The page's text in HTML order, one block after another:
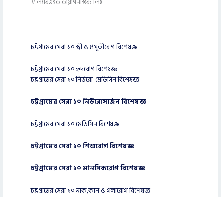
# ল্যাবএইড ডায়াগনস্টিক লিঃ
চট্টগ্রামের সেরা ১০ স্ত্রী ও প্রসূতীরোগ বিশেষজ্ঞ
চট্টগ্রামের সেরা ১০ হৃদরোগ বিশেষজ্ঞ
চট্টগ্রামের সেরা ১০ নিউরো-মেডিসিন বিশেষজ্ঞ
চট্টগ্রামের সেরা ১০ নিউরোসার্জন বিশেষজ্ঞ
চট্টগ্রামের সেরা ১০ মেডিসিন বিশেষজ্ঞ
চট্টগ্রামের সেরা ১০ শিশুরোগ বিশেষজ্ঞ
চট্টগ্রামের সেরা ১০ মানসিকরোগ বিশেষজ্ঞ
চট্টগ্রামের সেরা ১০ নাক,কান ও গলারোগ বিশেষজ্ঞ